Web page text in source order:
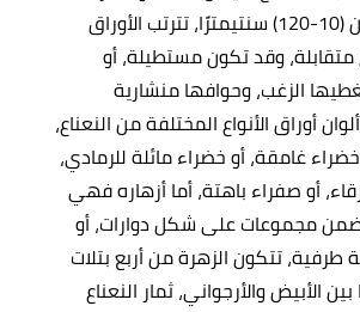
يتراوح طولها بين (10-120) سنتيمترًا، تترتب الأوراق
وقد تكون مستطيلة، أو
الزغب، وحوافها منشارية
أوراق الأنواع المختلفة من النعناع،
غامقة، أو خضراء مائلة للرمادي،
أو صفراء باهتة، أما أزهاره فهي
ضمن مجموعات على شكل دوارات، أو
تتكون الزهرة من أربع بتلات
بين الأبيض والأرجواني، ثمار النعناع